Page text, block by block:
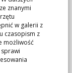
znanymi
w galerii z
czasopism z
możliwość